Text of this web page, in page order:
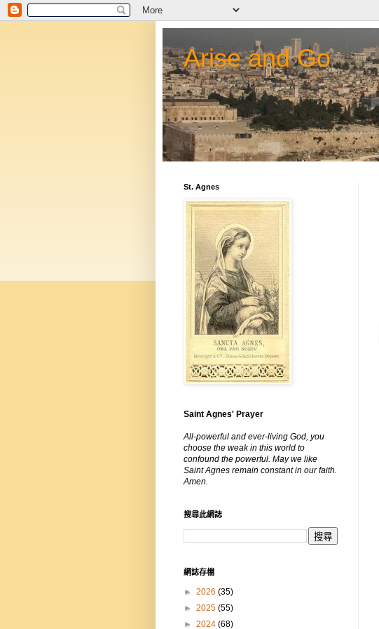
Arise and Go
St. Agnes
Saint Agnes' Prayer
All-powerful and ever-living God, you
choose the weak in this world to
confound the powerful. May we like
Saint Agnes remain constant in our faith.
Amen.
搜尋此網誌
網誌存檔
► 2026 (35)
► 2025 (55)
► 2024 (68)